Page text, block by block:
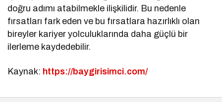
doğru adımı atabilmekle ilişkilidir. Bu nedenle
fırsatları fark eden ve bu fırsatlara hazırlıklı olan
bireyler kariyer yolculuklarında daha güçlü bir
ilerleme kaydedebilir.
Kaynak: https://baygirisimci.com/